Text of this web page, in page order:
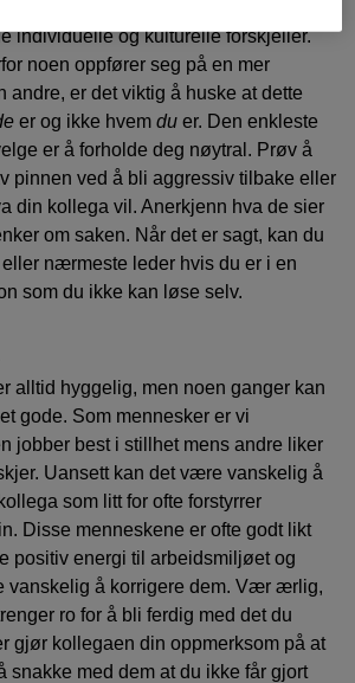
individuelle og kulturelle forskjeller.
noen oppfører seg på en mer
andre, er det viktig å huske at dette
er og ikke hvem du er. Den enkleste
er å forholde deg nøytral. Prøv å
pinnen ved å bli aggressiv tilbake eller
din kollega vil. Anerkjenn hva de sier
om saken. Når det er sagt, kan du
nærmeste leder hvis du er i en
som du ikke kan løse selv.
alltid hyggelig, men noen ganger kan
gode. Som mennesker er vi
jobber best i stillhet mens andre liker
Uansett kan det være vanskelig å
som litt for ofte forstyrrer
Disse menneskene er ofte godt likt
positiv energi til arbeidsmiljøet og
vanskelig å korrigere dem. Vær ærlig,
ro for å bli ferdig med det du
gjør kollegaen din oppmerksom på at
snakke med dem at du ikke får gjort